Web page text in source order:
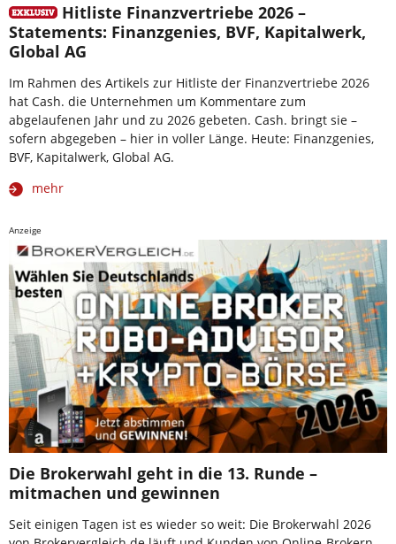
Hitliste Finanzvertriebe 2026 –
Statements: Finanzgenies, BVF, Kapitalwerk,
Global AG
Im Rahmen des Artikels zur Hitliste der Finanzvertriebe 2026
hat Cash. die Unternehmen um Kommentare zum
abgelaufenen Jahr und zu 2026 gebeten. Cash. bringt sie –
sofern abgegeben – hier in voller Länge. Heute: Finanzgenies,
BVF, Kapitalwerk, Global AG.
mehr
Anzeige
Die Brokerwahl geht in die 13. Runde –
mitmachen und gewinnen
Seit einigen Tagen ist es wieder so weit: Die Brokerwahl 2026